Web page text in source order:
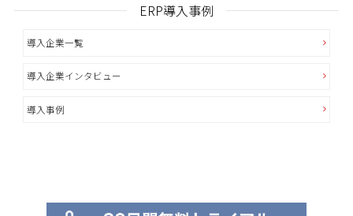
ERP導入事例
導入企業一覧
導入企業インタビュー
導入事例